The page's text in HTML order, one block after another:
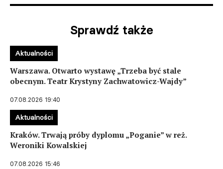
Sprawdź także
Warszawa. Otwarto wystawę „Trzeba być stale
obecnym. Teatr Krystyny Zachwatowicz-Wajdy”
07.08.2026 19:40
Aktualności
Kraków. Trwają próby dyplomu „Poganie” w reż.
Weroniki Kowalskiej
07.08.2026 15:46
Aktualności